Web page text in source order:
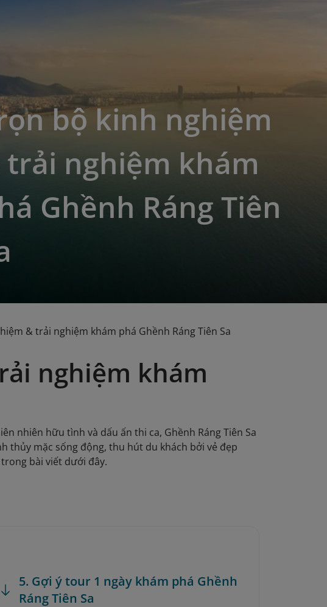
bộ kinh nghiệm
trải nghiệm khám
Ghềnh Ráng Tiên
& trải nghiệm khám phá Ghềnh Ráng Tiên Sa
nghiệm khám
nhiên hữu tình và dấu ấn thi ca, Ghềnh Ráng Tiên Sa
thủy mặc sống động, thu hút du khách bởi vẻ đẹp
bài viết dưới đây.
5. Gợi ý tour 1 ngày khám phá Ghềnh
Ráng Tiên Sa